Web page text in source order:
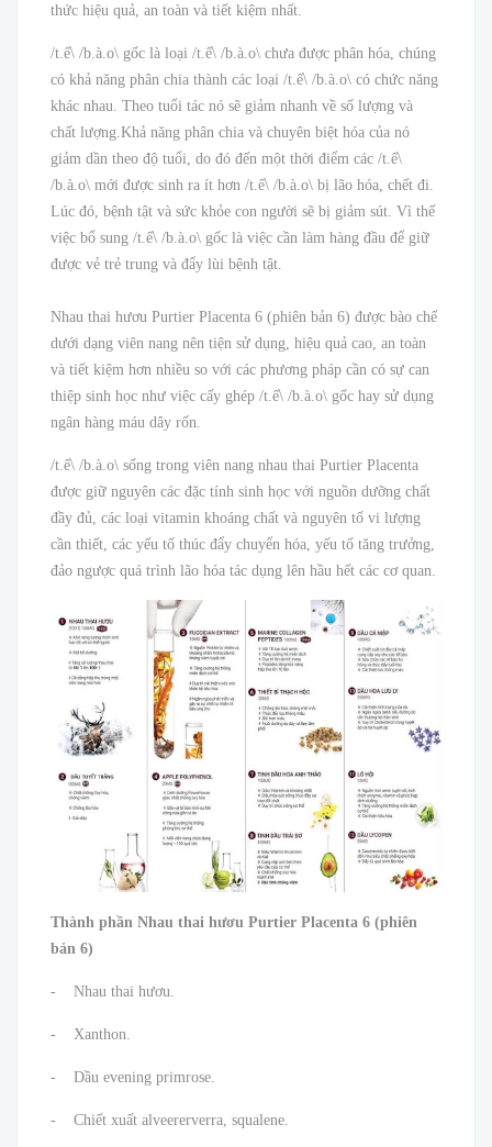
thức hiệu quả, an toàn và tiết kiệm nhất.
/t.ế\ /b.à.o\ gốc là loại /t.ế\ /b.à.o\ chưa được phân hóa, chúng
có khả năng phân chia thành các loại /t.ế\ /b.à.o\ có chức năng
khác nhau. Theo tuổi tác nó sẽ giảm nhanh về số lượng và
chất lượng.Khả năng phân chia và chuyên biệt hóa của nó
giảm dần theo độ tuổi, do đó đến một thời điểm các /t.ế\
/b.à.o\ mới được sinh ra ít hơn /t.ế\ /b.à.o\ bị lão hóa, chết đi.
Lúc đó, bệnh tật và sức khỏe con người sẽ bị giảm sút. Vì thế
việc bổ sung /t.ế\ /b.à.o\ gốc là việc cần làm hàng đầu để giữ
được vẻ trẻ trung và đẩy lùi bệnh tật.
Nhau thai hươu Purtier Placenta 6 (phiên bản 6) được bào chế
dưới dạng viên nang nên tiện sử dụng, hiệu quả cao, an toàn
và tiết kiệm hơn nhiều so với các phương pháp cần có sự can
thiệp sinh học như việc cấy ghép /t.ế\ /b.à.o\ gốc hay sử dụng
ngân hàng máu dây rốn.
/t.ế\ /b.à.o\ sống trong viên nang nhau thai Purtier Placenta
được giữ nguyên các đặc tính sinh học với nguồn dưỡng chất
đầy đủ, các loại vitamin khoáng chất và nguyên tố vi lượng
cần thiết, các yếu tố thúc đẩy chuyển hóa, yếu tố tăng trưởng,
đảo ngược quá trình lão hóa tác dụng lên hầu hết các cơ quan.
Thành phần Nhau thai hươu Purtier Placenta 6 (phiên
bản 6)
- Nhau thai hươu.
- Xanthon.
- Dầu evening primrose.
- Chiết xuất alveererverra, squalene.